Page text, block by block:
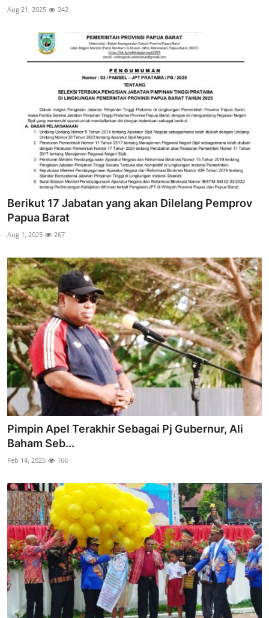
Aug 21, 2025 242
Berikut 17 Jabatan yang akan Dilelang Pemprov
Papua Barat
Aug 1, 2025 267
Pimpin Apel Terakhir Sebagai Pj Gubernur, Ali
Baham Seb...
Feb 14, 2025 166